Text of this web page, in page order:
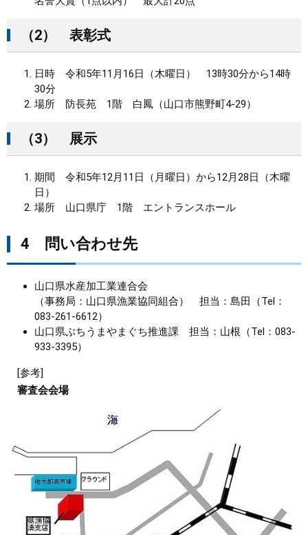
（2） 表彰式
日時 令和5年11月16日（木曜日） 13時30分から14時
30分
場所 防長苑 1階 白鳳（山口市熊野町4-29）
（3） 展示
期間 令和5年12月11日（月曜日）から12月28日（木曜
日）
場所 山口県庁 1階 エントランスホール
4 問い合わせ先
山口県水産加工業連合会
（事務局：山口県漁業協同組合） 担当：島田（Tel：
083-261-6612）
山口県ぶちうまやまぐち推進課 担当：山根（Tel：083-
933-3395）
[参考]
審査会会場